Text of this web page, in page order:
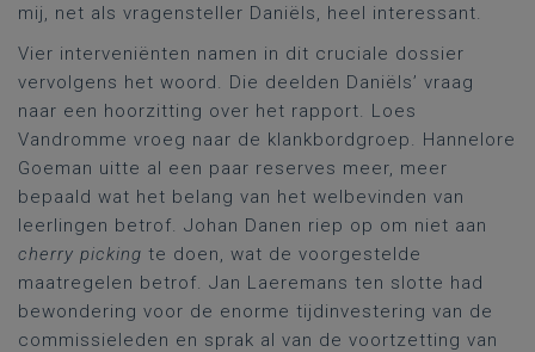
mij, net als vragensteller Daniëls, heel interessant.
Vier interveniënten namen in dit cruciale dossier
vervolgens het woord. Die deelden Daniëls’ vraag
naar een hoorzitting over het rapport. Loes
Vandromme vroeg naar de klankbordgroep. Hannelore
Goeman uitte al een paar reserves meer, meer
bepaald wat het belang van het welbevinden van
leerlingen betrof. Johan Danen riep op om niet aan
cherry picking te doen, wat de voorgestelde
maatregelen betrof. Jan Laeremans ten slotte had
bewondering voor de enorme tijdinvestering van de
commissieleden en sprak al van de voortzetting van